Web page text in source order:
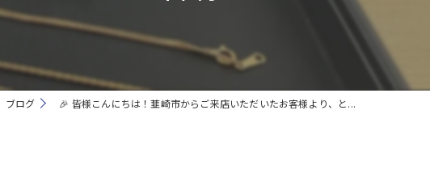
出張
ブログ 🎉 皆様こんにちは！韮崎市からご来店いただいたお客様より、と...